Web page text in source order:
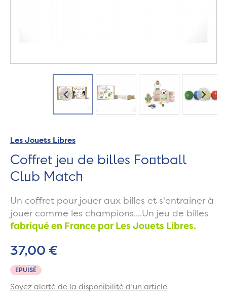
Les Jouets Libres
Coffret jeu de billes Football
Club Match
Un coffret pour jouer aux billes et s'entrainer à
jouer comme les champions....Un jeu de billes
fabriqué en France par Les Jouets Libres.
EPUISÉ
37,00 €
Soyez alerté de la disponibilité d’un article